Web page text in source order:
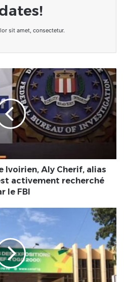
sit amet, consectetur.
Ivoirien, Aly Cherif, alias
activement recherché
le FBI